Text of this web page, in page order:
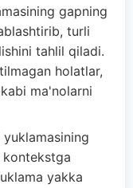
gapning
turli
tahlil qiladi.
holatlar,
ma'nolarni
yuklamasining
kontekstga
yakka